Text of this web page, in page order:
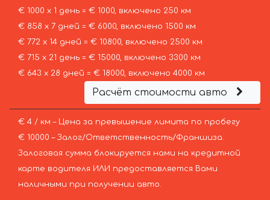
€ 1000 х 1 день = € 1000, включено 250 км
€ 858 х 7 дней = € 6000, включено 1500 км
€ 772 х 14 дней = € 10800, включено 2500 км
€ 715 х 21 день = € 15000, включено 3300 км
€ 643 х 28 дней = € 18000, включено 4000 км
Расчёт стоимости авто
€ 4 / км – Цена за превышение лимита по пробегу
€ 10000 – Залог/Ответственность/Франшиза.
Залоговая сумма блокируется нами на кредитной
карте водителя ИЛИ предоставляется Вами
наличными при получении авто.